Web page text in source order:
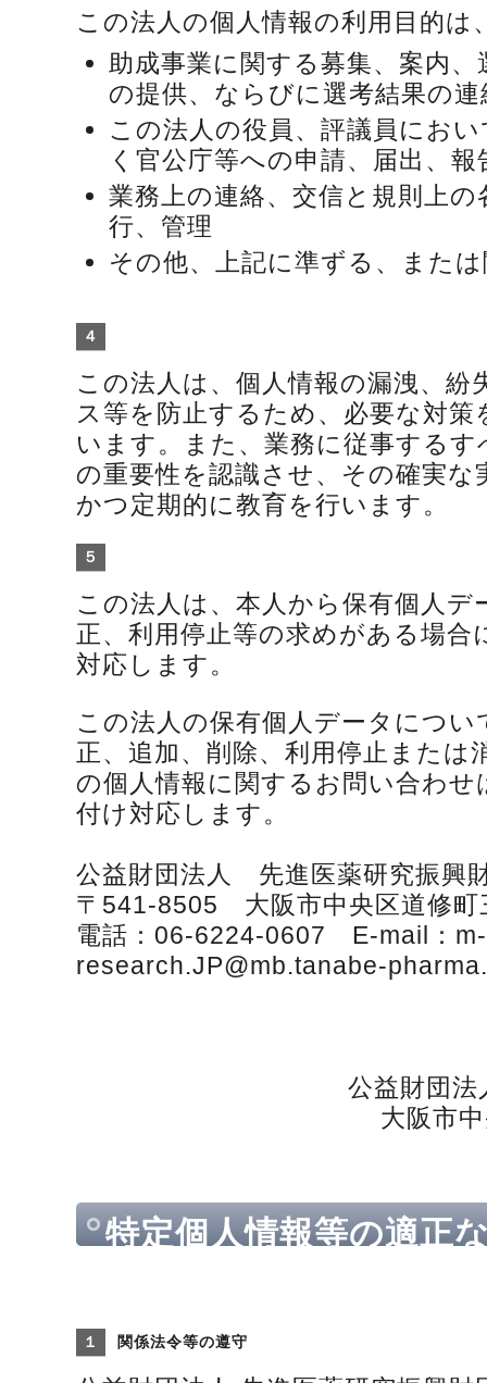
この法人の個人情報の利用目的は
助成事業に関する募集、案内
の提供、ならびに選考結果の
この法人の役員、評議員にお
く官公庁等への申請、届出、
業務上の連絡、交信と規則上
行、管理
その他、上記に準ずる、また
４
この法人は、個人情報の漏洩、紛
ス等を防止するため、必要な対
います。また、業務に従事する
の重要性を認識させ、その確実な
かつ定期的に教育を行います。
５
この法人は、本人から保有個人
正、利用停止等の求めがある場合
対応します。
この法人の保有個人データにつ
正、追加、削除、利用停止または
の個人情報に関するお問い合わ
付け対応します。
公益財団法人 先進医薬研究振興
〒541-8505 大阪市中央区道修町
電話：06-6224-0607 E-mail：m-
research.JP@mb.tanabe-
公益財団
大阪市
特定個人情報等の適正
１ 関係法令等の遵守